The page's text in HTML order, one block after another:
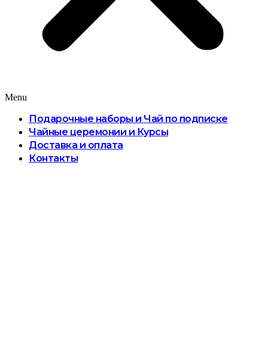
Menu
Подарочные наборы и Чай по подписке
Чайные церемонии и Курсы
Доставка и оплата
Контакты